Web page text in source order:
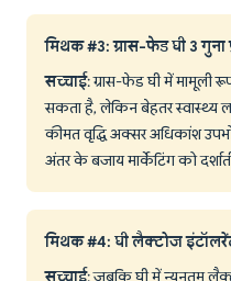
मिथक #3: ग्रास-फेड घी 3
सच्चाई: ग्रास-फेड घी में मामूली
सकता है, लेकिन बेहतर स्वास्थ्य
कीमत वृद्धि अक्सर अधिकांश
अंतर के बजाय मार्केटिंग को
मिथक #4: घी लैक्टोज
सच्चाई: जबकि घी में न्यूनतम